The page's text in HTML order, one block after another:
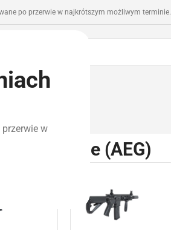
w
po przerwie w najkrótszym możliwym terminie.
(AEG)